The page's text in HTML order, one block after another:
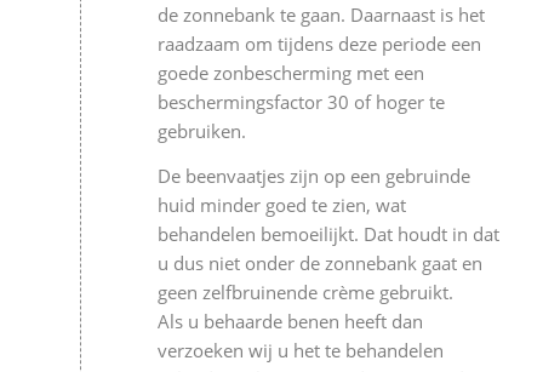
de zonnebank te gaan. Daarnaast is het
raadzaam om tijdens deze periode een
goede zonbescherming met een
beschermingsfactor 30 of hoger te
gebruiken.
De beenvaatjes zijn op een gebruinde
huid minder goed te zien, wat
behandelen bemoeilijkt. Dat houdt in dat
u dus niet onder de zonnebank gaat en
geen zelfbruinende crème gebruikt.
Als u behaarde benen heeft dan
verzoeken wij u het te behandelen